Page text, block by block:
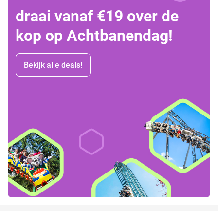
draai vanaf €19 over de
kop op Achtbanendag!
Bekijk alle deals!